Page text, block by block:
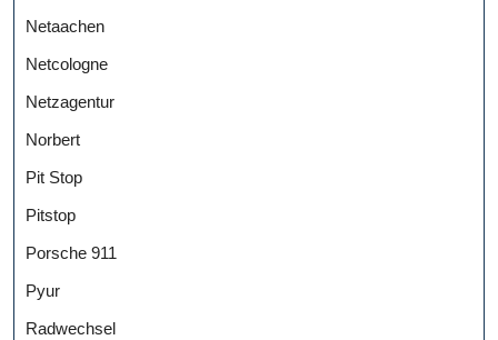
Netaachen
Netcologne
Netzagentur
Norbert
Pit Stop
Pitstop
Porsche 911
Pyur
Radwechsel